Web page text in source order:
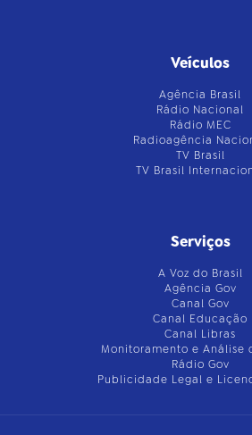
Veículos
Agência Brasil
Rádio Nacional
Rádio MEC
Radioagência
TV Brasil
TV Brasil
Serviços
A Voz do Brasil
Agência Gov
Canal Gov
Canal Educação
Canal Libras
Monitoramento e Análise
Rádio Gov
Publicidade Legal e